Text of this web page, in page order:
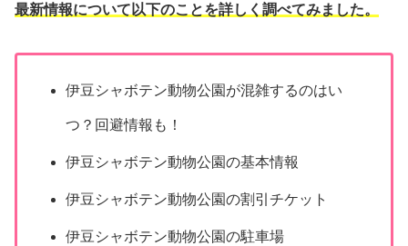
最新情報について以下のことを詳しく調べてみました。
伊豆シャボテン動物公園が混雑するのはい
つ？回避情報も！
伊豆シャボテン動物公園の基本情報
伊豆シャボテン動物公園の割引チケット
伊豆シャボテン動物公園の駐車場